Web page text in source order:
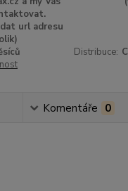
url adresu
Distribuce:
Komentáře 0